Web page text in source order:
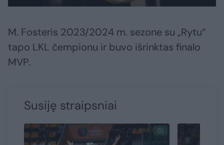
M. Fosteris 2023/2024 m. sezone su „Rytu“
tapo LKL čempionu ir buvo išrinktas finalo
MVP.
Susiję straipsniai